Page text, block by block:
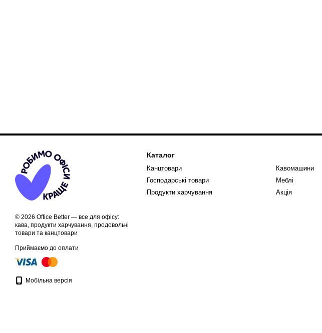
© 2026 Office Better — все для офісу:
кава, продукти харчування, продовольчі
товари та канцтовари
Приймаємо до оплати
Мобільна версія
Каталог
Канцтовари
Господарські товари
Продукти харчування
Кавомашини
Меблі
Акція